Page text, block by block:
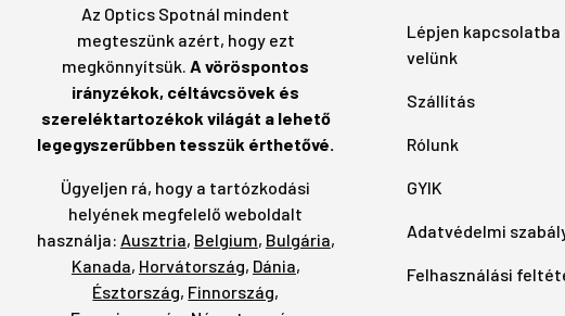
Az Optics Spotnál mindent
megteszünk azért, hogy ezt
megkönnyítsük.A vöröspontos
irányzékok, céltávcsövek és
szereléktartozékok világát a lehető
legegyszerűbben tesszük érthetővé.
Ügyeljen rá, hogy a tartózkodási
helyének megfelelő weboldalt
használja: Ausztria, Belgium, Bulgária,
Kanada, Horvátország, Dánia,
Észtország, Finnország,
Lépjen kapcsolatba
velünk
Szállítás
Rólunk
GYIK
Adatvédelmi
Felhasználási